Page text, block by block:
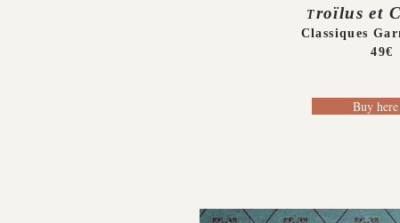
Troïlus et
Classiques
49€
Buy here